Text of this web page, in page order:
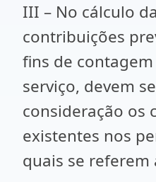
III – No cálculo
contribuições
fins de
serviço, devem
consideração os
existentes nos
quais se referem